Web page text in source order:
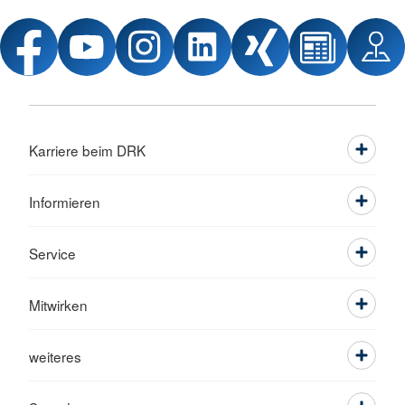
Karriere beim DRK
Informieren
Service
Mitwirken
weiteres